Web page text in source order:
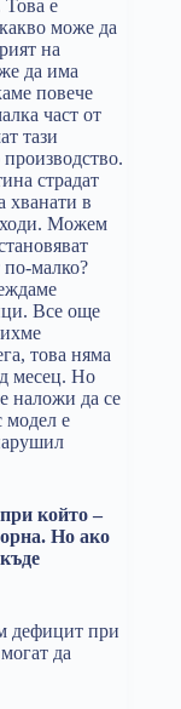
Това е
може да
на
да има
повече
част от
тази
страдат
хванати в
Можем
по-малко?
Все още
това няма
месец. Но
наложи да се
модел е
който –
Но ако
дефицит при
да